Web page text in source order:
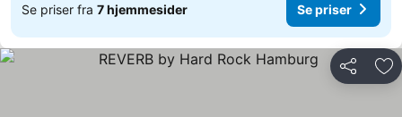
Se priser fra 7 hjemmesider Se priser
Del